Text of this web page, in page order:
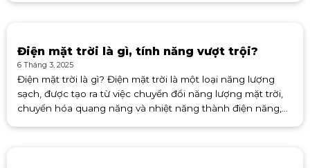
Điện mặt trời là gì, tính năng vượt trội?
6 Tháng 3, 2025
Điện mặt trời là gì? Điện mặt trời là một loại năng lượng
sạch, được tạo ra từ việc chuyển đổi năng lượng mặt trời,
chuyển hóa quang năng và nhiệt năng thành điện năng,